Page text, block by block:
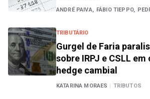
ANDRÉ PAIVA, FÁBIO TIEPPO,
TRIBUTÁRIO
Gurgel de Faria
sobre IRPJ e CSLL
hedge cambial
KATARINA MORAES | TRIBUTOS